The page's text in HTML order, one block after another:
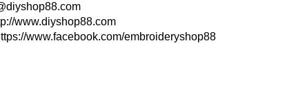
www.diyshop88.com
www.facebook.com/embroideryshop88